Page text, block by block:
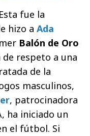
Esta fue la
hizo a Ada
Balón de Oro
respeto a una
de la
masculinos,
, patrocinadora
ha iniciado un
el fútbol. Si